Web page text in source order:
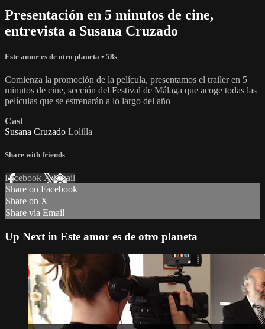
Presentación en 5 minutos de cine,
entrevista a Susana Cruzado
Este amor es de otro planeta • 58s
Comienza la promoción de la película, presentamos el trailer en 5
minutos de cine, sección del Festival de Málaga que acoge todas las
películas que se estrenarán a lo largo del año
Cast
Susana Cruzado Lolilla
Share with friends
Facebook XEmail
Share on Facebook
Share on X
Share via Email
Up Next in Este amor es de otro planeta